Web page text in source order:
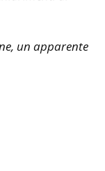
un apparente